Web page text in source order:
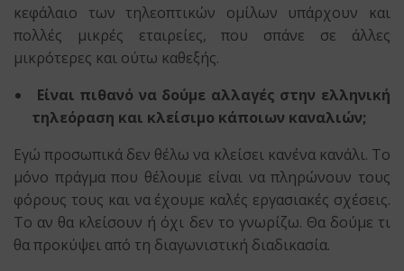
κεφάλαιο των τηλεοπτικών ομίλων υπάρχουν και
πολλές μικρές εταιρείες, που σπάνε σε άλλες
μικρότερες και ούτω καθεξής.
Είναι πιθανό να δούμε αλλαγές στην ελληνική
τηλεόραση και κλείσιμο κάποιων καναλιών;
Εγώ προσωπικά δεν θέλω να κλείσει κανένα κανάλι. Το
μόνο πράγμα που θέλουμε είναι να πληρώνουν τους
φόρους τους και να έχουμε καλές εργασιακές σχέσεις.
Το αν θα κλείσουν ή όχι δεν το γνωρίζω. Θα δούμε τι
θα προκύψει από τη διαγωνιστική διαδικασία.